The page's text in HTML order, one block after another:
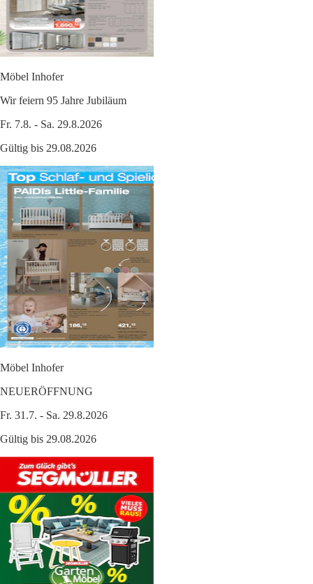
Möbel Inhofer
Wir feiern 95 Jahre Jubiläum
Fr. 7.8. - Sa. 29.8.2026
Gültig bis 29.08.2026
Möbel Inhofer
NEUERÖFFNUNG
Fr. 31.7. - Sa. 29.8.2026
Gültig bis 29.08.2026